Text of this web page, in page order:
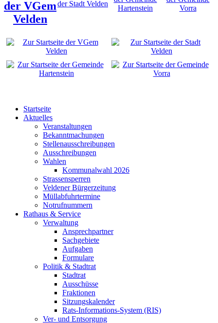
Startseite
Aktuelles
Veranstaltungen
Bekanntmachungen
Stellenausschreibungen
Ausschreibungen
Wahlen
Kommunalwahl 2026
Strassensperren
Veldener Bürgerzeitung
Müllabfuhrtermine
Notrufnummern
Rathaus & Service
Verwaltung
Ansprechpartner
Sachgebiete
Aufgaben
Formulare
Politik & Stadtrat
Stadtrat
Ausschüsse
Fraktionen
Sitzungskalender
Rats-Informations-System (RIS)
Ver- und Entsorgung